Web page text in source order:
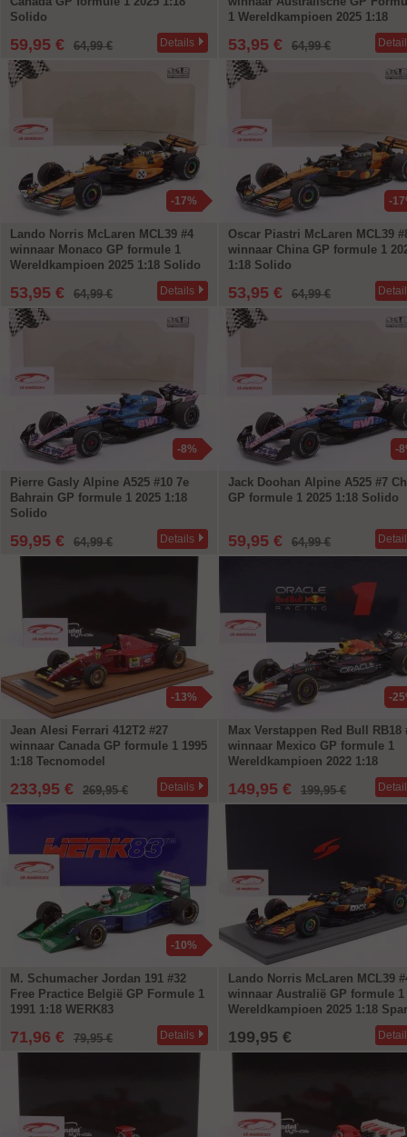
Solido
59,95 € 64,99 € Details
1 Wereldkampioen 2025 1:18
53,95 € 64,99 €
-17%
Lando Norris McLaren MCL39 #4
winnaar Monaco GP formule 1
Wereldkampioen 2025 1:18 Solido
53,95 € 64,99 € Details
-
Oscar Piastri McLaren MCL39
winnaar China GP formule 1
1:18 Solido
53,95 € 64,99 €
-8%
Pierre Gasly Alpine A525 #10 7e
Bahrain GP formule 1 2025 1:18
Solido
59,95 € 64,99 € Details
-
Jack Doohan Alpine A525 #7
GP formule 1 2025 1:18 Solido
59,95 € 64,99 €
-13%
Jean Alesi Ferrari 412T2 #27
winnaar Canada GP formule 1 1995
1:18 Tecnomodel
233,95 € 269,95 € Details
-
Max Verstappen Red Bull RB18
winnaar Mexico GP formule 1
Wereldkampioen 2022 1:18
149,95 € 199,95 €
-10%
M. Schumacher Jordan 191 #32
Free Practice België GP Formule 1
1991 1:18 WERK83
71,96 € 79,95 € Details
Lando Norris McLaren MCL39
winnaar Australië GP formule 1
Wereldkampioen 2025 1:18
199,95 €